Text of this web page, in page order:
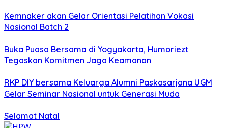
Kemnaker akan Gelar Orientasi Pelatihan Vokasi
Nasional Batch 2
Buka Puasa Bersama di Yogyakarta, Humoriezt
Tegaskan Komitmen Jaga Keamanan
RKP DIY bersama Keluarga Alumni Paskasarjana UGM
Gelar Seminar Nasional untuk Generasi Muda
Selamat Natal